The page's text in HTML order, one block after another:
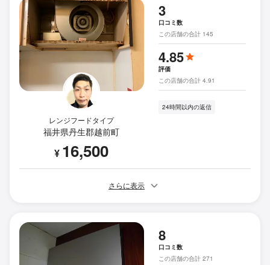
レンジフードタイプ
福井県丹生郡越前町
¥ 16,500
3
口コミ数
この店舗の合計 145
4.85
評価
この店舗の合計 4.91
24時間以内の返信
さらに表示
8
口コミ数
この店舗の合計 271